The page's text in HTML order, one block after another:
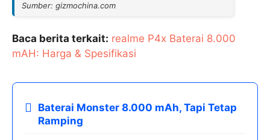
Sumber: gizmochina.com
Baca berita terkait: realme P4x Baterai 8.000
mAH: Harga & Spesifikasi
Baterai Monster 8.000 mAh, Tapi Tetap
Ramping